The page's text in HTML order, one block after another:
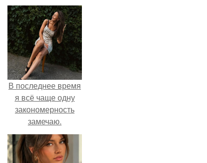
В последнее время
я всё чаще одну
закономерность
замечаю.